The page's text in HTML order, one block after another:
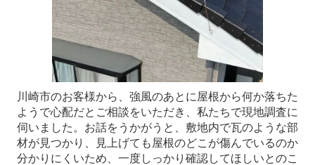
川崎市のお客様から、強風のあとに屋根から何か落ちた
ようで心配だとご相談をいただき、私たちで現地調査に
伺いました。お話をうかがうと、敷地内で瓦のような部
材が見つかり、見上げても屋根のどこが傷んでいるのか
分かりにくいため、一度しっかり確認してほしいとのこ